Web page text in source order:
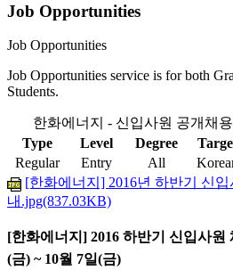
Job Opportunities
Job Opportunities
Job Opportunities service is for both
Students.
한화에너지 - 신입사원 공개채
Type
Level Degree
Regular
Entry All
[한화에너지] 2016년 하반기 신
내.jpg(837.03KB)
[한화에너지] 2016 하반기 신입사원
(금) ~ 10월 7일(금)